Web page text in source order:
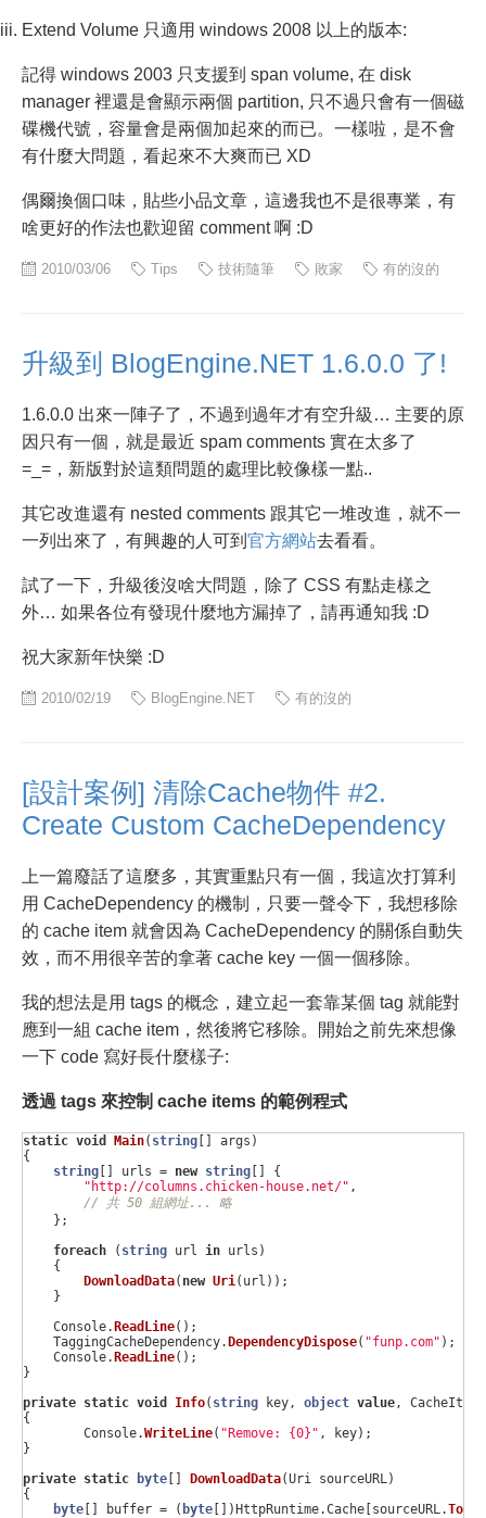
Extend Volume 只適用 windows 2008 以上的版本:
記得 windows 2003 只支援到 span volume, 在 disk
manager 裡還是會顯示兩個 partition, 只不過只會有一個磁
碟機代號，容量會是兩個加起來的而已。一樣啦，是不會
有什麼大問題，看起來不大爽而已 XD
偶爾換個口味，貼些小品文章，這邊我也不是很專業，有
啥更好的作法也歡迎留 comment 啊 :D
2010/03/06 Tips 技術隨筆 敗家 有的沒的
升級到 BlogEngine.NET 1.6.0.0 了!
1.6.0.0 出來一陣子了，不過到過年才有空升級… 主要的原
因只有一個，就是最近 spam comments 實在太多了
=_=，新版對於這類問題的處理比較像樣一點..
其它改進還有 nested comments 跟其它一堆改進，就不一
一列出來了，有興趣的人可到 官方網站去看看。
試了一下，升級後沒啥大問題，除了 CSS 有點走樣之
外… 如果各位有發現什麼地方漏掉了，請再通知我 :D
祝大家新年快樂 :D
2010/02/19 BlogEngine.NET 有的沒的
[設計案例] 清除Cache物件 #2.
Create Custom CacheDependency
上一篇廢話了這麼多，其實重點只有一個，我這次打算利
用 CacheDependency 的機制，只要一聲令下，我想移除
的 cache item 就會因為 CacheDependency 的關係自動失
效，而不用很辛苦的拿著 cache key 一個一個移除。
我的想法是用 tags 的概念，建立起一套靠某個 tag 就能對
應到一組 cache item，然後將它移除。開始之前先來想像
一下 code 寫好長什麼樣子:
透過 tags 來控制 cache items 的範例程式
static void Main( string [] args )
{
string [] urls = new string []
{
"http://columns.chicken-house.net/" ,
// 共 50 組網址... 略
};
foreach
( string url in urls )
{
DownloadData( new Uri ( url ));
}
Console.ReadLine();
TaggingCacheDependency.DependencyDispose( "funp.com" );
Console.ReadLine();
}
private static void Info( string key , object value ,
{
Console.WriteLine( "Remove: {0}" , key);
}
private static byte [] DownloadData(Uri sourceURL )
{
byte [] buffer = ( byte [])HttpRuntime.Cache [sourceURL .